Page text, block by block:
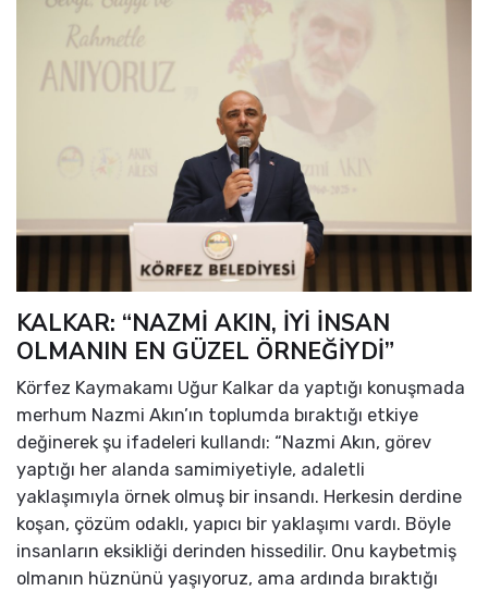
KALKAR: “NAZMİ AKIN, İYİ İNSAN
OLMANIN EN GÜZEL ÖRNEĞİYDİ”
Körfez Kaymakamı Uğur Kalkar da yaptığı konuşmada
merhum Nazmi Akın’ın toplumda bıraktığı etkiye
değinerek şu ifadeleri kullandı: “Nazmi Akın, görev
yaptığı her alanda samimiyetiyle, adaletli
yaklaşımıyla örnek olmuş bir insandı. Herkesin derdine
koşan, çözüm odaklı, yapıcı bir yaklaşımı vardı. Böyle
insanların eksikliği derinden hissedilir. Onu kaybetmiş
olmanın hüznünü yaşıyoruz, ama ardında bıraktığı